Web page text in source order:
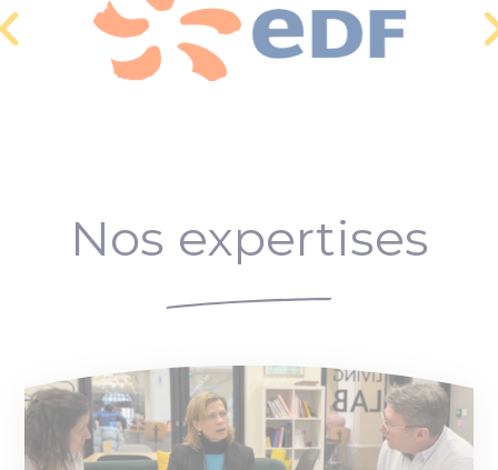
Nos expertises